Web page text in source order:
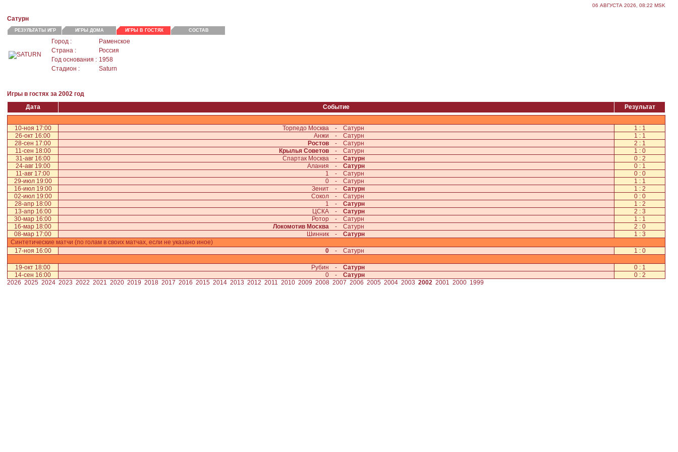
06 АВГУСТА 2026, 08:22 MSK
Сатурн
РЕЗУЛЬТАТЫ ИГР ИГРЫ ДОМА ИГРЫ В ГОСТЯХ СОСТАВ
Город :
Раменское
Страна :
Россия
Год основания : 1958
Стадион :
Saturn
Игры в гостях за 2002 год
Дата
Событие Результат
10-ноя 17:00 Торпедо Москва - Сатурн
1 : 1
26-окт 16:00
Анжи - Сатурн
1 : 1
28-сен 17:00
Ростов - Сатурн
2 : 1
11-сен 18:00
Крылья Советов - Сатурн
1 : 0
31-авг 16:00
Спартак Москва - Сатурн
0 : 2
24-авг 19:00
Алания - Сатурн
0 : 1
11-авг 17:00
1 - Сатурн
0 : 0
29-июл 19:00
0 - Сатурн
1 : 1
16-июл 19:00
Зенит - Сатурн
1 : 2
02-июл 19:00
Сокол - Сатурн
0 : 0
28-апр 18:00
1 - Сатурн
1 : 2
13-апр 16:00
ЦСКА - Сатурн
2 : 3
30-мар 16:00
Ротор - Сатурн
1 : 1
16-мар 18:00
Локомотив Москва - Сатурн
2 : 0
08-мар 17:00
Шинник - Сатурн
1 : 3
Синтетические матчи (по голам в своих матчах, если не указано иное)
17-ноя 16:00
0 - Сатурн 1 : 0
19-окт 18:00 Рубин - Сатурн
0 : 1
14-сен 16:00
0 - Сатурн
0 : 2
2026 2025 2024 2023 2022 2021 2020 2019 2018 2017 2016 2015 2014 2013 2012 2011 2010 2009 2008 2007 2006 2005 2004 2003 2002 2001 2000 1999